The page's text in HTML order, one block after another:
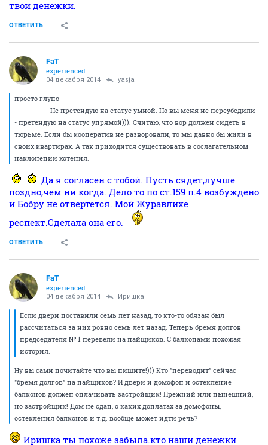
твои денежки.
ОТВЕТИТЬ
FaT
experienced
04 декабря 2014 yasja
просто глупо
---------------Не претендую на статус умной. Но вы меня не переубедили
- претендую на статус упрямой))). Считаю, что вор должен сидеть в
тюрьме. Если бы кооператив не разворовали, то мы давно бы жили в
своих квартирах. А так приходится существовать в сослагательном
наклонении хотения.
Да я согласен с тобой. Пусть сядет,лучше
поздно,чем ни когда. Дело то по ст.159 п.4 возбуждено
и Бобру не отвертется. Мой Журавлихе
респект.Сделала она его.
ОТВЕТИТЬ
FaT
experienced
04 декабря 2014 Иришка_
Если двери поставили семь лет назад, то кто-то обязан был
рассчитаться за них ровно семь лет назад. Теперь бремя долгов
председателя № 1 перевели на пайщиков. С балконами похожая
история.
Ну вы сами почитайте что вы пишите!))) Кто "переводит" сейчас
"бремя долгов" на пайщиков? И двери и домофон и остекление
балконов должен оплачивать застройщик! Прежний или нынешний,
но застройщик! Дом не сдан, о каких доплатах за домофоны,
остекления балконов и т.д. вообще может идти речь?
Иришка ты похоже забыла.кто наши денежки